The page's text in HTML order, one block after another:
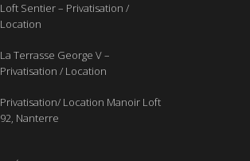
Loft Sentier – Privatisation /
Location
La Terrasse George V –
Privatisation / Location
Privatisation/ Location Manoir Loft
92, Nanterre